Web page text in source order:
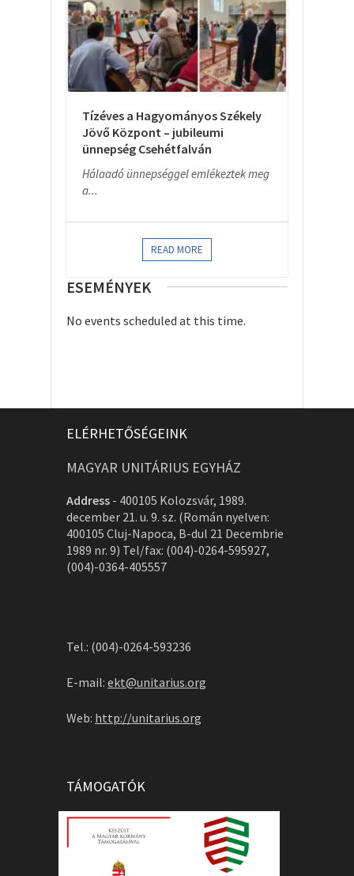
Tízéves a Hagyományos Székely
Jövő Központ – jubileumi
ünnepség Csehétfalván
Hálaadó ünnepséggel emlékeztek meg
a...
READ MORE
ESEMÉNYEK
No events scheduled at this time.
ELÉRHETŐSÉGEINK
MAGYAR UNITÁRIUS EGYHÁZ
Address - 400105 Kolozsvár, 1989.
december 21. u. 9. sz. (Román nyelven:
400105 Cluj-Napoca, B-dul 21 Decembrie
1989 nr. 9) Tel/fax: (004)-0264-595927,
(004)-0364-405557
Tel.: (004)-0264-593236
E-mail: ekt@unitarius.org
Web: http://unitarius.org
TÁMOGATÓK